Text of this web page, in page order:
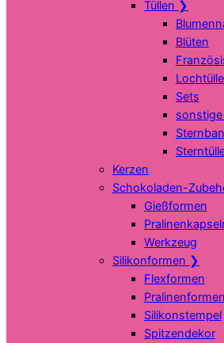
Tüllen ❯
Blüten
Sets
sonstige
Kerzen
Schokoladen-
Gießformen
Werkzeug
Silikonformen ❯
Flexformen
Pralinenformen
Silikonstempel
Spitzendekor